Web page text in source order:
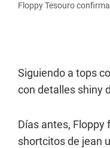
Floppy Tesouro
Siguiendo a tops
con detalles shiny
Días antes,
shortcitos de jean